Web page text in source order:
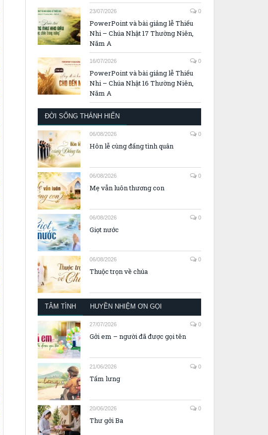
23/07/2026 0
PowerPoint và bài giảng lễ Thiếu
Nhi – Chúa Nhật 17 Thường Niên,
Năm A
16/07/2026 0
PowerPoint và bài giảng lễ Thiếu
Nhi – Chúa Nhật 16 Thường Niên,
Năm A
ĐỜI SỐNG THÁNH HIẾN
06/08/2026 0
Hôn lễ cùng đấng tình quân
06/08/2026 0
Mẹ vẫn luôn thương con
06/08/2026 0
Giọt nước
06/08/2026 0
Thuộc trọn về chúa
TÂM TÌNH HUYỀN NHIỆM ƠN GỌI
27/07/2026 0
Gởi em – người đã được gọi tên
21/06/2026 0
Tấm lưng
20/06/2026 0
Thư gởi Ba